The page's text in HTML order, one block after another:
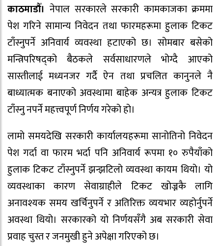
काठमाडौँ।नेपाल सरकारले सरकारी कामकाजका क्रममा
पेश गरिने सामान्य निवेदन तथा फारमहरूमा हुलाक टिकट
टाँस्नुपर्ने अनिवार्य व्यवस्था हटाएको छ। सोमबार बसेको
मन्त्रिपरिषद्को बैठकले सर्वसाधारणले भोग्दै आएको
सास्तीलाई मध्यनजर गर्दै ऐन तथा प्रचलित कानुनले नै
बाध्यात्मक बनाएको अवस्थामा बाहेक अन्यत्र हुलाक टिकट
टाँस्नु नपर्ने महत्त्वपूर्ण निर्णय गरेको हो।
लामो समयदेखि सरकारी कार्यालयहरूमा सानोतिनो निवेदन
पेश गर्दा वा फारम भर्दा पनि अनिवार्य रूपमा १० रुपैयाँको
हुलाक टिकट टाँस्नुपर्ने झन्झटिलो व्यवस्था कायम थियो। यो
व्यवस्थाका कारण सेवाग्राहीले टिकट खोज्नकै लागि
अनावश्यक समय खर्चिनुपर्ने र अतिरिक्त व्ययभार व्यहोर्नुपर्ने
अवस्था थियो। सरकारको यो निर्णयसँगै अब सरकारी सेवा
प्रवाह चुस्त र जनमुखी हुने अपेक्षा गरिएको छ।